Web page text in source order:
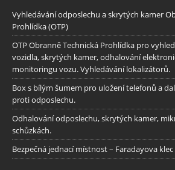
Vyhledávání odposlechu a skrytých kamer
Prohlídka (OTP)
OTP Obranně Technická Prohlídka pro
vozidla, skrytých kamer, odhalování
monitoringu vozu. Vyhledávání lokalizátorů.
Box s bílým šumem pro uložení telefonů a
proti odposlechu.
Odhalování odposlechu, skrytých kamer,
schůzkách.
Bezpečná jednací místnost – Faradayova